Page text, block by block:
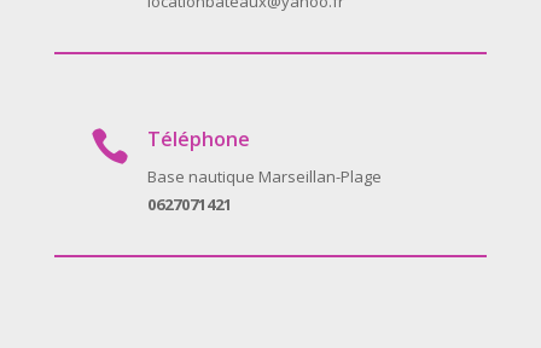
 Téléphone
Base nautique Marseillan-Plage
0627071421